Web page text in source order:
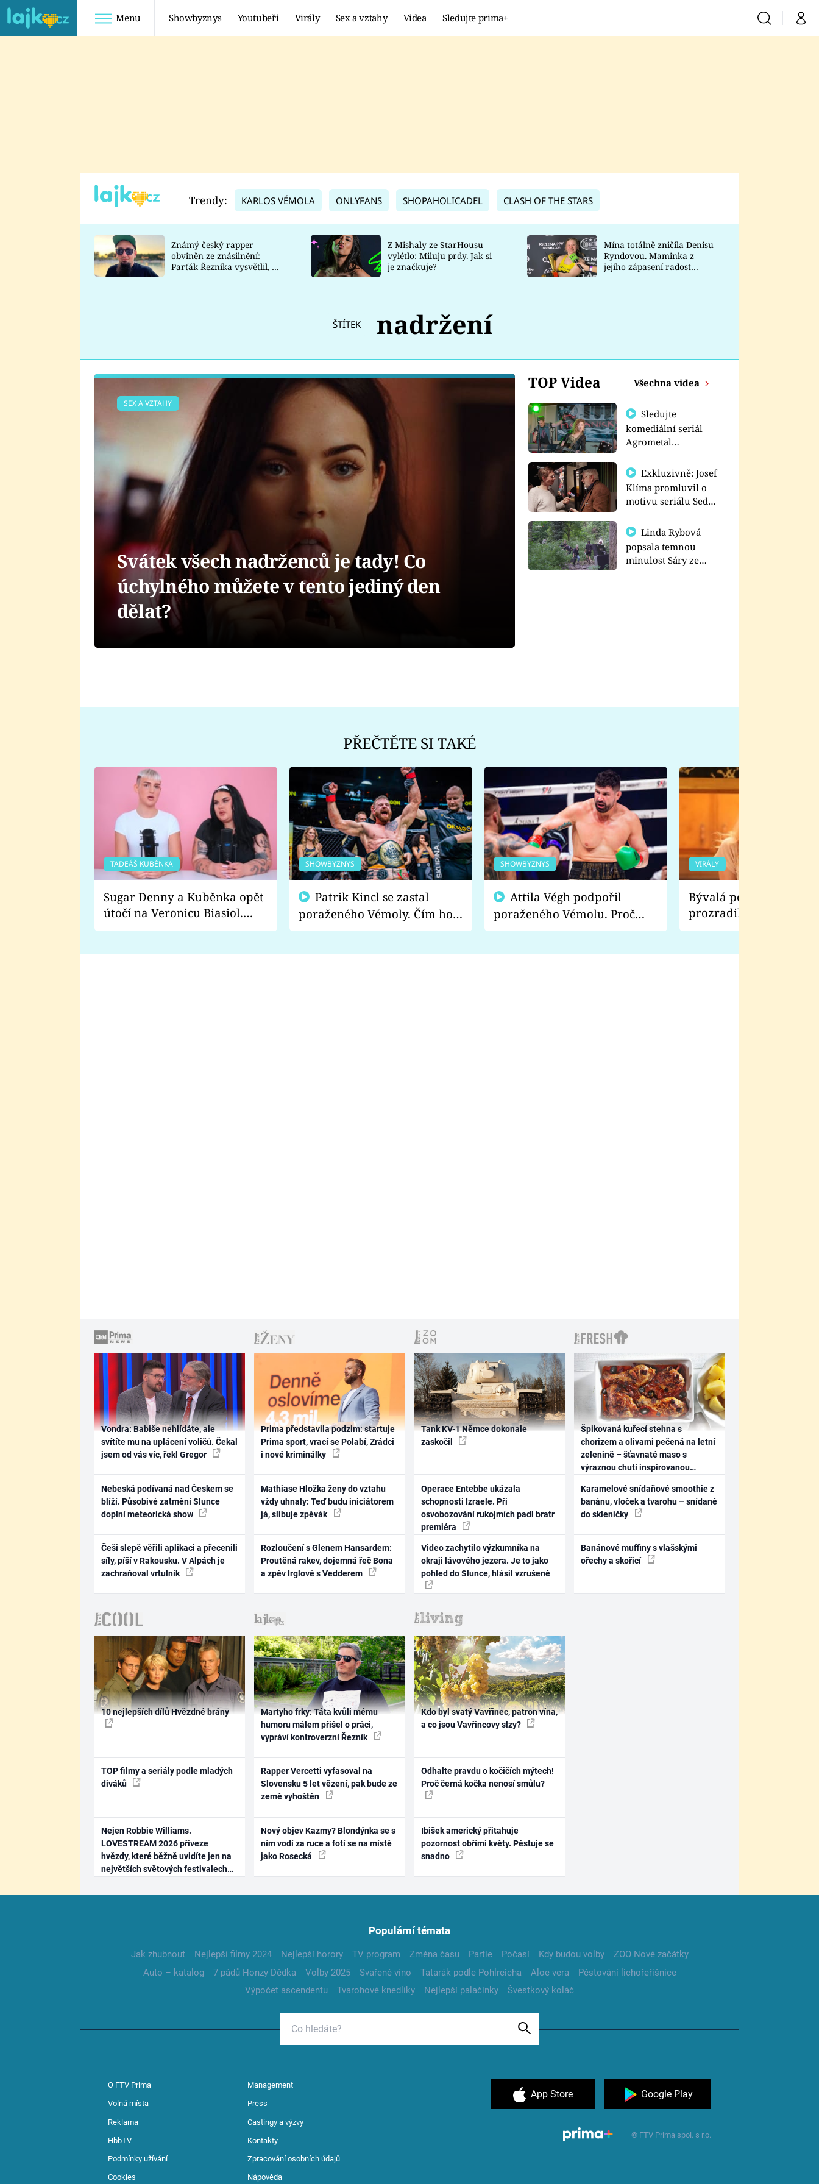
Menu Showbyznys Youtubeři Virály Sex a vztahy Videa Sledujte prima+ VyhledáváníMůj
TADEÁŠ KUBĚNKA
DATEL
Prima Lajk
Sledujte nás
Trendy: KARLOS VÉMOLA ONLYFANS SHOPAHOLICADEL CLASH OF THE STARS
Známý český rapper
obviněn ze znásilnění:
Parťák Řezníka vysvětlil, co
Z Mishaly ze StarHousu
vylétlo: Miluju prdy. Jak si
je značkuje?
Mína totálně zničila Denisu
Ryndovou. Maminka z
jejího zápasení radost
ŠTÍTEK nadržení
TOP Videa Všechna videa
Sledujte
komediální seriál
Agrometal
prima+
Exkluzivně: Josef
Klíma promluvil o
motivu seriálu Sedm
Linda Rybová
popsala temnou
minulost Sáry ze
SEX A VZTAHY
Svátek všech nadrženců je tady! Co
úchylného můžete v tento jediný den
dělat?
PŘEČTĚTE SI TAKÉ
TADEÁŠ KUBĚNKA
Sugar Denny a Kuběnka opět
útočí na Veronicu Biasiol.
Proč je podle nich falešná a
SHOWBYZNYS
poraženého Vémoly. Čím ho
fanoušci naštvali?
SHOWBYZNYS
poraženého Vémolu. Proč
chce raději zápasit s ním než
VIRÁLY
Bývalá pornoherečka
prozradila, co ji
natáčení Euforie.
Vondra: Babiše nehlídáte, ale
svítíte mu na uplácení voličů. Čekal
jsem od vás víc, řekl Gregor
Nebeská podívaná nad Českem se
blíží. Působivé zatmění Slunce
doplní meteorická show
Češi slepě věřili aplikaci a přecenili
síly, píší v Rakousku. V Alpách je
zachraňoval vrtulník
Prima představila podzim: startuje
Prima sport, vrací se Polabí, Zrádci
i nové kriminálky
Mathiase Hložka ženy do vztahu
vždy uhnaly: Teď budu iniciátorem
já, slibuje zpěvák
Rozloučení s Glenem Hansardem:
Proutěná rakev, dojemná řeč Bona
a zpěv Irglové s Vedderem
Tank KV-1 Němce dokonale
zaskočil
Operace Entebbe ukázala
schopnosti Izraele. Při
osvobozování rukojmích padl bratr
premiéra
Video zachytilo výzkumníka na
okraji lávového jezera. Je to jako
pohled do Slunce, hlásil vzrušeně
Špikovaná kuřecí stehna s
chorizem a olivami pečená na letní
zelenině – šťavnaté maso s
výraznou chutí inspirovanou
Karamelové snídaňové smoothie z
banánu, vloček a tvarohu – snídaně
do skleničky
Banánové muffiny s vlašskými
ořechy a skořicí
10 nejlepších dílů Hvězdné brány
TOP filmy a seriály podle mladých
diváků
Nejen Robbie Williams.
LOVESTREAM 2026 přiveze
hvězdy, které běžně uvidíte jen na
největších světových festivalech
Martyho frky: Táta kvůli mému
humoru málem přišel o práci,
vypráví kontroverzní Řezník
Rapper Vercetti vyfasoval na
Slovensku 5 let vězení, pak bude ze
země vyhoštěn
Nový objev Kazmy? Blondýnka se s
ním vodí za ruce a fotí se na místě
jako Rosecká
Kdo byl svatý Vavřinec, patron vína,
a co jsou Vavřincovy slzy?
Odhalte pravdu o kočičích mýtech!
Proč černá kočka nenosí smůlu?
Ibišek americký přitahuje
pozornost obřími květy. Pěstuje se
snadno
Populární témata
Jak zhubnout Nejlepší filmy 2024 Nejlepší horory TV program Změna času Partie Počasí Kdy budou volby
ZOO Nové začátky
Auto – katalog
7 pádů Honzy Dědka Volby 2025 Svařené víno Tatarák podle Pohlreicha Aloe vera
Pěstování lichořeřišnice
Výpočet ascendentu
Tvarohové knedlíky Nejlepší palačinky Švestkový koláč
O FTV Prima Management
Volná místa Press
Reklama Castingy a výzvy
HbbTV Kontakty
Podmínky užívání Zpracování osobních údajů
Cookies Nápověda
App Store Google Play
© FTV Prima spol. s r.o.